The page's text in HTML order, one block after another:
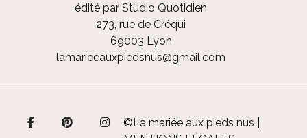
édité par Studio Quotidien
273, rue de Créqui
69003 Lyon
lamarieeauxpiedsnus@gmail.com
©La mariée aux pieds nus |